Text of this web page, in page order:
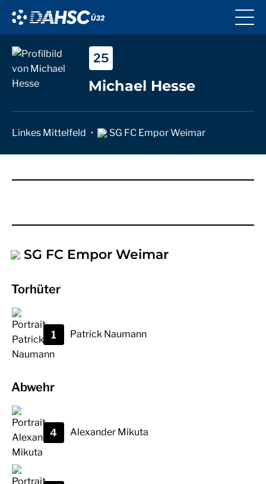
25
Michael Hesse
Linkes Mittelfeld SG FC Empor Weimar
SG FC Empor Weimar
Torhüter
Patrick Naumann
1
Abwehr
Alexander Mikuta
4